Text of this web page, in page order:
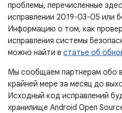
проблемы, перечисленные
исправлении 2019-03-05 или
Информацию о том, как
исправления системы
можно найти в статье об
Мы сообщаем партнерам обо
крайней мере за месяц до
Исходный код исправлений
хранилище Android Open